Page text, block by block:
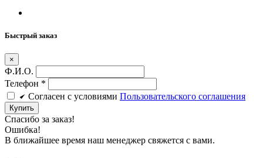
Быстрый заказ
×
Ф.И.О.
Телефон *
Cогласен c условиями Пользовательского соглашения
Купить
Спасибо за заказ!
Ошибка!
В ближайшее время наш менеджер свяжется с вами.